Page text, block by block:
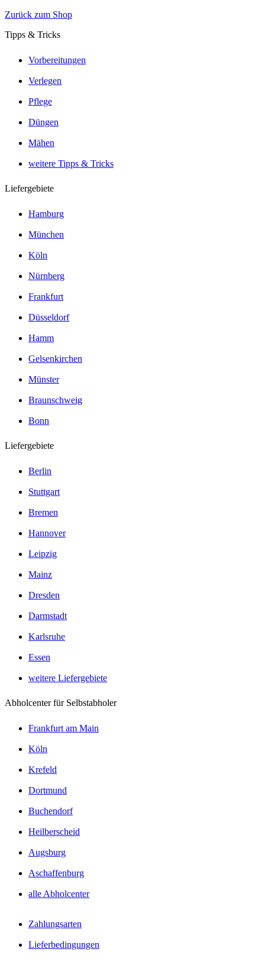
Zurück zum Shop
Tipps & Tricks
Vorbereitungen
Verlegen
Pflege
Düngen
Mähen
weitere Tipps & Tricks
Liefergebiete
Hamburg
München
Köln
Nürnberg
Frankfurt
Düsseldorf
Hamm
Gelsenkirchen
Münster
Braunschweig
Bonn
Liefergebiete
Berlin
Stuttgart
Bremen
Hannover
Leipzig
Mainz
Dresden
Darmstadt
Karlsruhe
Essen
weitere Liefergebiete
Abholcenter für Selbstabholer
Frankfurt am Main
Köln
Krefeld
Dortmund
Buchendorf
Heilberscheid
Augsburg
Aschaffenburg
alle Abholcenter
Zahlungsarten
Lieferbedingungen